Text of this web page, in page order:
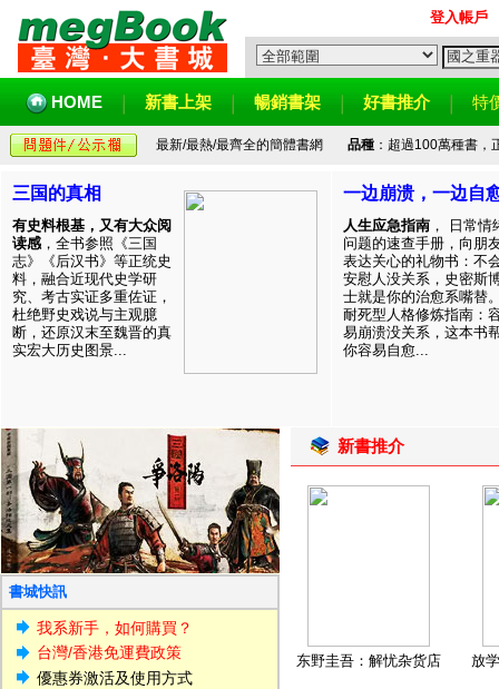
登入帳戶
HOME 新書上架 暢銷書架 好書推介 特
最新/最熱/最齊全的簡體書網 品種：超過100萬種書，
三国的真相
有史料根基，又有大众阅
读感 ，全书参照《三国
志》《后汉书》等正统史
料，融合近现代史学研
究、考古实证多重佐证，
杜绝野史戏说与主观臆
断，还原汉末至魏晋的真
实宏大历史图景...
一边崩溃，一边自
人生应急指南 ， 日常情
问题的速查手册，向朋
表达关心的礼物书：不
安慰人没关系，史密斯
士就是你的治愈系嘴替
耐死型人格修炼指南：
易崩溃没关系，这本书
你容易自愈...
書城快訊
我系新手，如何購買？
台灣/香港免運費政策
優惠券激活及使用方式
新書推介
东野圭吾：解忧杂货店 放